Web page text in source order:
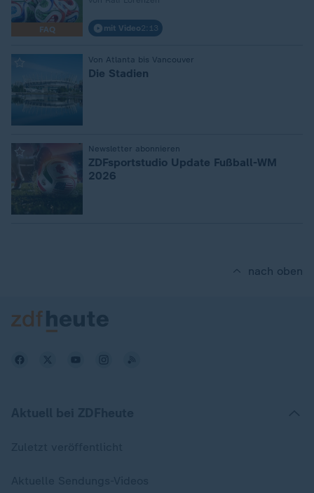
FAQ mit Video2:13
Von Atlanta bis Vancouver
Die Stadien
Newsletter abonnieren
ZDFsportstudio Update Fußball-WM
2026
nach oben